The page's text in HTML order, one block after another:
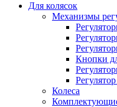
Для колясок
Механизмы
Кнопки
Колеса